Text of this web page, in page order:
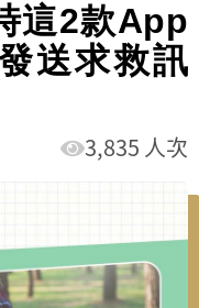
這2款App
送求救訊
3,835 人次